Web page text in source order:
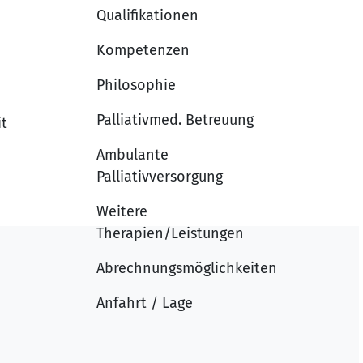
Qualifikationen
Kompetenzen
Philosophie
Palliativmed. Betreuung
Ambulante
Palliativversorgung
Weitere
Therapien/Leistungen
Abrechnungsmöglichkeiten
Anfahrt / Lage